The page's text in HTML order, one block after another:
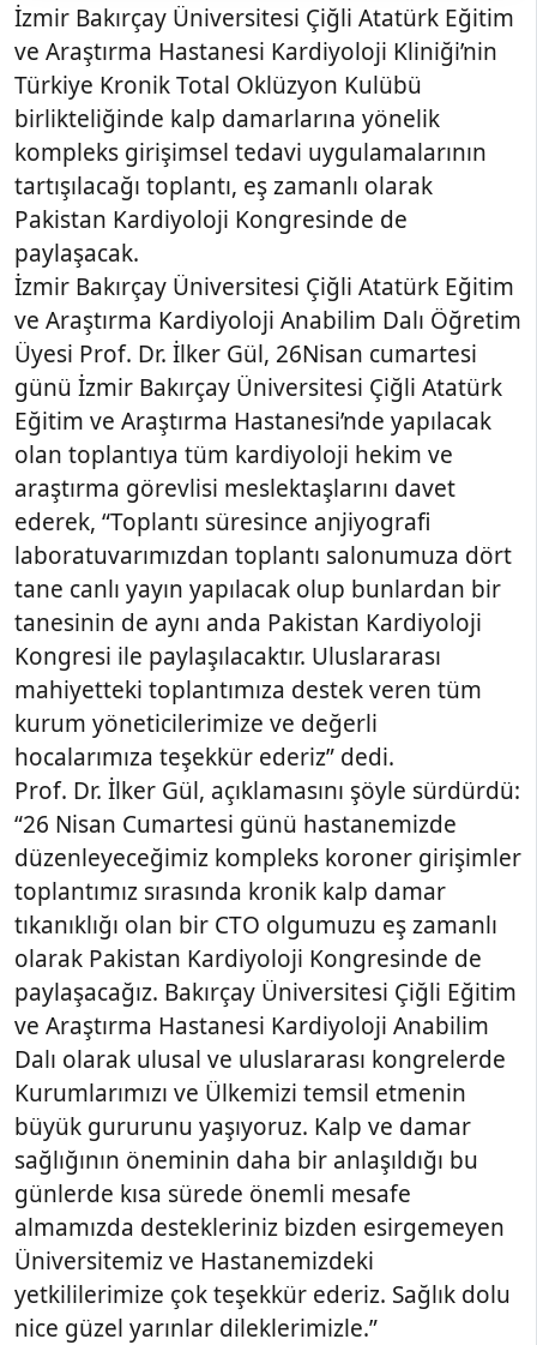
İzmir Bakırçay Üniversitesi Çiğli Atatürk Eğitim
ve Araştırma Hastanesi Kardiyoloji Kliniği’nin
Türkiye Kronik Total Oklüzyon Kulübü
birlikteliğinde kalp damarlarına yönelik
kompleks girişimsel tedavi uygulamalarının
tartışılacağı toplantı, eş zamanlı olarak
Pakistan Kardiyoloji Kongresinde de
paylaşacak.
İzmir Bakırçay Üniversitesi Çiğli Atatürk Eğitim
ve Araştırma Kardiyoloji Anabilim Dalı Öğretim
Üyesi Prof. Dr. İlker Gül, 26Nisan cumartesi
günü İzmir Bakırçay Üniversitesi Çiğli Atatürk
Eğitim ve Araştırma Hastanesi’nde yapılacak
olan toplantıya tüm kardiyoloji hekim ve
araştırma görevlisi meslektaşlarını davet
ederek, “Toplantı süresince anjiyografi
laboratuvarımızdan toplantı salonumuza dört
tane canlı yayın yapılacak olup bunlardan bir
tanesinin de aynı anda Pakistan Kardiyoloji
Kongresi ile paylaşılacaktır. Uluslararası
mahiyetteki toplantımıza destek veren tüm
kurum yöneticilerimize ve değerli
hocalarımıza teşekkür ederiz” dedi.
Prof. Dr. İlker Gül, açıklamasını şöyle sürdürdü:
“26 Nisan Cumartesi günü hastanemizde
düzenleyeceğimiz kompleks koroner girişimler
toplantımız sırasında kronik kalp damar
tıkanıklığı olan bir CTO olgumuzu eş zamanlı
olarak Pakistan Kardiyoloji Kongresinde de
paylaşacağız. Bakırçay Üniversitesi Çiğli Eğitim
ve Araştırma Hastanesi Kardiyoloji Anabilim
Dalı olarak ulusal ve uluslararası kongrelerde
Kurumlarımızı ve Ülkemizi temsil etmenin
büyük gururunu yaşıyoruz. Kalp ve damar
sağlığının öneminin daha bir anlaşıldığı bu
günlerde kısa sürede önemli mesafe
almamızda destekleriniz bizden esirgemeyen
Üniversitemiz ve Hastanemizdeki
yetkililerimize çok teşekkür ederiz. Sağlık dolu
nice güzel yarınlar dileklerimizle.”